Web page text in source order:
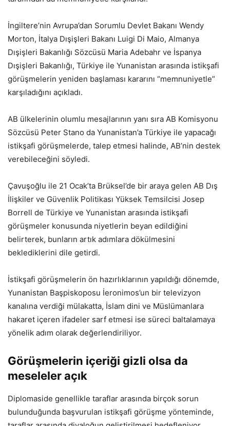
İngiltere’nin Avrupa’dan Sorumlu Devlet Bakanı Wendy
Morton, İtalya Dışişleri Bakanı Luigi Di Maio, Almanya
Dışişleri Bakanlığı Sözcüsü Maria Adebahr ve İspanya
Dışişleri Bakanlığı, Türkiye ile Yunanistan arasında istikşafi
görüşmelerin yeniden başlaması kararını “memnuniyetle”
karşıladığını açıkladı.
AB ülkelerinin olumlu mesajlarının yanı sıra AB Komisyonu
Sözcüsü Peter Stano da Yunanistan’a Türkiye ile yapacağı
istikşafi görüşmelerde, talep etmesi halinde, AB’nin destek
verebileceğini söyledi.
Çavuşoğlu ile 21 Ocak’ta Brüksel’de bir araya gelen AB Dış
İlişkiler ve Güvenlik Politikası Yüksek Temsilcisi Josep
Borrell de Türkiye ve Yunanistan arasında istikşafi
görüşmeler konusunda niyetlerin beyan edildiğini
belirterek, bunların artık adımlara dökülmesini
beklediklerini dile getirdi.
İstikşafi görüşmelerin ön hazırlıklarının yapıldığı dönemde,
Yunanistan Başpiskoposu İeronimos’un bir televizyon
kanalına verdiği mülakatta, İslam dini ve Müslümanlara
hakaret içeren ifadeler sarf etmesi ise süreci baltalamaya
yönelik adım olarak değerlendiriliyor.
Görüşmelerin içeriği gizli olsa da
meseleler açık
Diplomaside genellikle taraflar arasında birçok sorun
bulunduğunda başvurulan istikşafi görüşme yönteminde,